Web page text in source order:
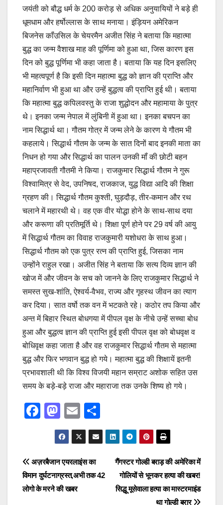
जयंती को बौद्ध धर्म के 200 करोड़ से अधिक अनुयायियों ने बड़े ही
धूमधाम और हर्षोल्लास के साथ मनाया। इंड़ियन अमेरिकन
बिजनेस कॉंउसिल के चेयरमैन अजीत सिंह ने बताया कि महात्मा
बुद्ध का जन्म वैशाख माह की पूर्णिमा को हुआ था, जिस कारण इस
दिन को बुद्ध पूर्णिमा भी कहा जाता है। बताया कि यह दिन इसलिए
भी महत्वपूर्ण है कि इसी दिन महात्मा बुद्ध को ज्ञान की प्राप्ति और
महानिर्वाण भी हुआ था और उन्हें बुद्धत्व की प्राप्ति हुई थी। बताया
कि महात्मा बुद्ध कपिलवस्तु के राजा शुद्धोदन और महामाया के पुत्र
थे। इनका जन्म नेपाल में लुंबिनी में हुआ था। इनका बचपन का
नाम सिद्धार्थ था। गौतम गोत्र में जन्म लेने के कारण ये गौतम भी
कहलाये। सिद्धार्थ गौतम के जन्म के सात दिनों बाद इनकी माता का
निधन हो गया और सिद्धार्थ का पालन उनकी मॉं की छोटी बहन
महाप्रजावती गौतमी ने किया। राजकुमार सिद्धार्थ गौतम ने गुरू
विश्वामित्र से वेद, उपनिषद, राजकाज, युद्ध विद्या आदि की शिक्षा
ग्रहण की। सिद्धार्थ गौतम कुश्ती, घुड़दौड़, तीर-कमान और रथ
चलाने में महारथी थे। वह एक वीर योद्धा होने के साथ-साथ दया
और करूणा की प्रतिमूर्ति थे। शिक्षा पूर्ण होने पर 29 वर्ष की आयु
में सिद्धार्थ गौतम का विवाह राजकुमारी यशोधरा के साथ हुआ।
सिद्धार्थ गौतम को एक पुत्र रत्न की प्राप्ति हुई, जिसका नाम
उन्होंने राहुल रखा। अजीत सिंह ने बताया कि सत्य दिव्य ज्ञान की
खोज में और जीवन के सच को जानने के लिए राजकुमार सिद्धार्थ ने
समस्त सुख-शांति, ऐश्वर्य-वैभव, राज्य और गृहस्थ जीवन का त्याग
कर दिया। सात वर्षो तक वन में भटकते रहे। कठोर तप किया और
अन्त में बिहार स्थित बोधगया में पीपल वृक्ष के नीचे उन्हें सच्चा बोध
हुआ और बुद्धत्व ज्ञान की प्राप्ति हुई इसी पीपल वृक्ष को बोधवृक्ष व
बोधिवृक्ष कहा जाता है और वह राजकुमार सिद्धार्थ गौतम से महात्मा
बुद्ध और फिर भगवान बुद्ध हो गये। महात्मा बुद्ध की शिक्षायें इतनी
प्रभावशाली थी कि विश्व विजयी महान सम्राट अशोक सहित उस
समय के बड़े-बड़े राजा और महाराजा तक उनके शिष्य हो गये।
F
e
b
o
M
a
st
o
d
o
E
m
ail
h
ar
Post
navigation
गैंगस्टर गोल्डी बराड़ की अमेरिका में
गोलियों से भूनकर हत्या की खबर!
सिद्धू मूसेवाला हत्या का मास्टरमाइंड
था गोल्डी बरार
अज़रबैजान एयरलाइंस का
विमान दुर्घटनाग्रस्त,अभी तक 42
लोगो के मरने की खबर